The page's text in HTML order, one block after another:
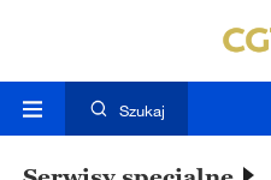
Szukaj